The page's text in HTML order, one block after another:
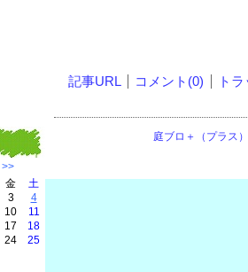
記事URL コメント(0) ト
庭ブロ＋（プラス
>>
金
土
3
4
10
11
17
18
24
25